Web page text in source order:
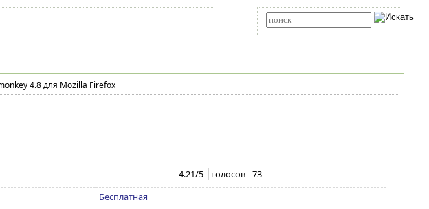
4.8 для Mozilla Firefox
4.21/5 голосов -73
Бесплатная